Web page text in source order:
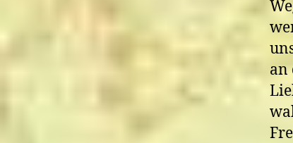
an